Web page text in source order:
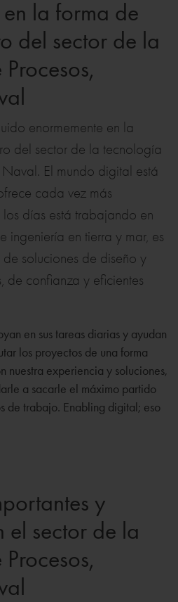
la forma de
del sector de la
enormemente en la
del sector de la tecnología
El mundo digital está
cada vez más
días está trabajando en
ingeniería en tierra y mar, es
soluciones de diseño y
de confianza y eficientes
en sus tareas diarias y ayudan
los proyectos de una forma
nuestra experiencia y soluciones,
a sacarle el máximo partido
de trabajo. Enabling digital; eso
y
el sector de la